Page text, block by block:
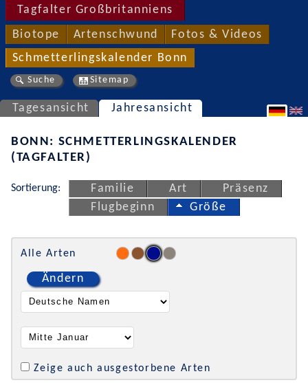
Tagfalter Großbritanniens
Biotope Artenschwund Fotos & Videos
Schmetterlingskalender Bonn
Suche Sitemap
Tagesansicht Jahresansicht
BONN: SCHMETTERLINGSKALENDER
(TAGFALTER)
Sortierung: Familie Art
Präsenz
Flugbeginn
Größe
Alle Arten
Ändern
Zeige auch ausgestorbene Arten